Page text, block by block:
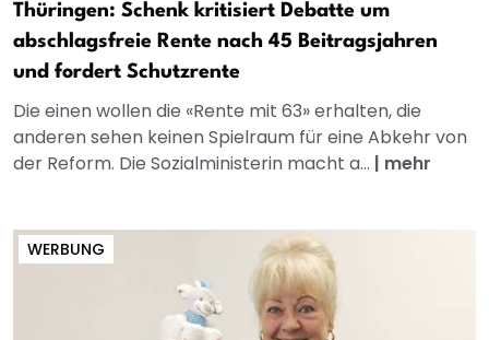
Thüringen: Schenk kritisiert Debatte um
abschlagsfreie Rente nach 45 Beitragsjahren
und fordert Schutzrente
Die einen wollen die «Rente mit 63» erhalten, die
anderen sehen keinen Spielraum für eine Abkehr von
der Reform. Die Sozialministerin macht a... | mehr
WERBUNG